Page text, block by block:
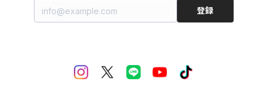
登録